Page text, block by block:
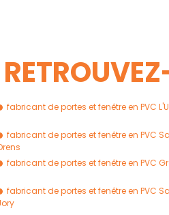
fabricant de portes et fenêtre en PVC
fabricant de portes et fenêtre en PVC
fabricant de portes et fenêtre en PVC
fabricant de portes et fenêtre en PVC